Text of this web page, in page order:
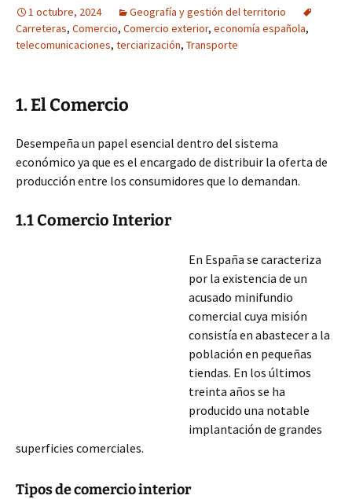
1 octubre, 2024
Geografía y gestión del territorio
Carreteras, Comercio, Comercio exterior, economía española,
telecomunicaciones, terciarización, Transporte
1. El Comercio
Desempeña un papel esencial dentro del sistema
económico ya que es el encargado de distribuir la oferta de
producción entre los consumidores que lo demandan.
1.1 Comercio Interior
En España se caracteriza
por la existencia de un
acusado minifundio
comercial cuya misión
consistía en abastecer a la
población en pequeñas
tiendas. En los últimos
treinta años se ha
producido una notable
implantación de grandes
superficies comerciales.
Tipos de comercio interior